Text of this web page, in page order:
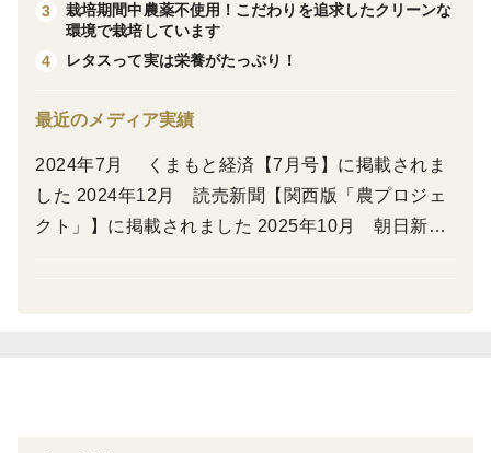
送料は12パックまで同一料金でお届けでき、お好きな花
を組み合わせてご注文いただく事ができます。
大切な人へのおもてなしにも、普段の食卓のアクセント
をぜひお試しください。
3
栽培期間中農薬不使用！こだわりを追求したクリーンな
環境で栽培しています
4
レタスって実は栄養がたっぷり！
最近のメディア実績
2024年7月 くまもと経済【7月号】に掲載されま
した 2024年12月 読売新聞【関西版「農プロジェ
クト」】に掲載されました 2025年10月 朝日新聞